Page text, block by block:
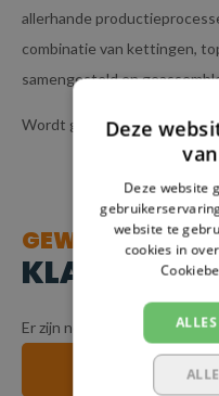
allerhande
combinatie van kettingen,
samengesteld en
Wordt geleverd inclusief
GEWAARDEERDE
KLANTEN
Er zijn nog geen reviews
SCHRIJF JE
Deze
Deze website
website te
cookies in